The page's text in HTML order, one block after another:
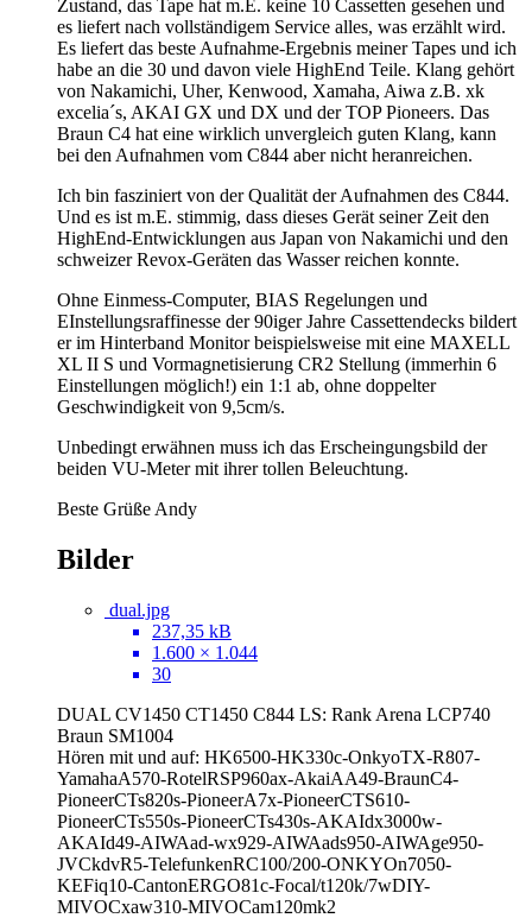
Zustand, das Tape hat m.E. keine 10 Cassetten gesehen und
es liefert nach vollständigem Service alles, was erzählt wird.
Es liefert das beste Aufnahme-Ergebnis meiner Tapes und ich
habe an die 30 und davon viele HighEnd Teile. Klang gehört
von Nakamichi, Uher, Kenwood, Xamaha, Aiwa z.B. xk
excelia´s, AKAI GX und DX und der TOP Pioneers. Das
Braun C4 hat eine wirklich unvergleich guten Klang, kann
bei den Aufnahmen vom C844 aber nicht heranreichen.
Ich bin fasziniert von der Qualität der Aufnahmen des C844.
Und es ist m.E. stimmig, dass dieses Gerät seiner Zeit den
HighEnd-Entwicklungen aus Japan von Nakamichi und den
schweizer Revox-Geräten das Wasser reichen konnte.
Ohne Einmess-Computer, BIAS Regelungen und
EInstellungsraffinesse der 90iger Jahre Cassettendecks bildert
er im Hinterband Monitor beispielsweise mit eine MAXELL
XL II S und Vormagnetisierung CR2 Stellung (immerhin 6
Einstellungen möglich!) ein 1:1 ab, ohne doppelter
Geschwindigkeit von 9,5cm/s.
Unbedingt erwähnen muss ich das Erscheingungsbild der
beiden VU-Meter mit ihrer tollen Beleuchtung.
Beste Grüße Andy
Bilder
dual.jpg
237,35 kB
1.600 × 1.044
30
DUAL CV1450 CT1450 C844 LS: Rank Arena LCP740
Braun SM1004
Hören mit und auf: HK6500-HK330c-OnkyoTX-R807-
YamahaA570-RotelRSP960ax-AkaiAA49-BraunC4-
PioneerCTs820s-PioneerA7x-PioneerCTS610-
PioneerCTs550s-PioneerCTs430s-AKAIdx3000w-
AKAId49-AIWAad-wx929-AIWAads950-AIWAge950-
JVCkdvR5-TelefunkenRC100/200-ONKYOn7050-
KEFiq10-CantonERGO81c-Focal/t120k/7wDIY-
MIVOCxaw310-MIVOCam120mk2